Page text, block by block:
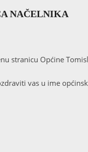
NAČELNIKA
stranicu Općine
vas u ime